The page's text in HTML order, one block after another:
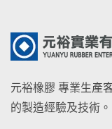
元裕橡膠 專業生產
的製造經驗及技術。